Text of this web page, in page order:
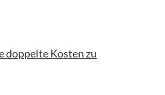
doppelte Kosten zu